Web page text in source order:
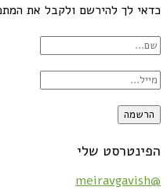
כדאי לך להירשם ולקבל את
הפינטרסט שלי
@meiravgavish